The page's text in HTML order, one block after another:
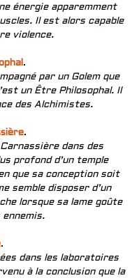
énergie apparemment
Il est alors capable
violence.
.
par un Golem que
un Être Philosophal. Il
des Alchimistes.
.
dans des
profond d’un temple
que sa conception soit
semble disposer d’un
lorsque sa lame goûte
.
dans les laboratoires
à la conclusion que la